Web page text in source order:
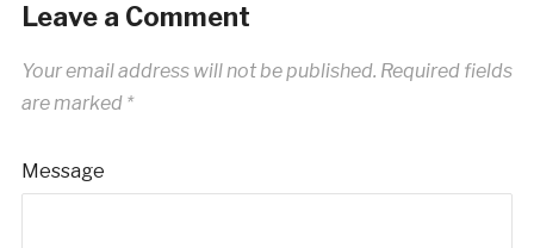
Leave a Comment
Your email address will not be published. Required fields
are marked *
Message